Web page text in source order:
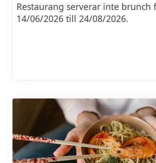
Restaurang serverar inte brunch
14/06/2026 till 24/08/2026.